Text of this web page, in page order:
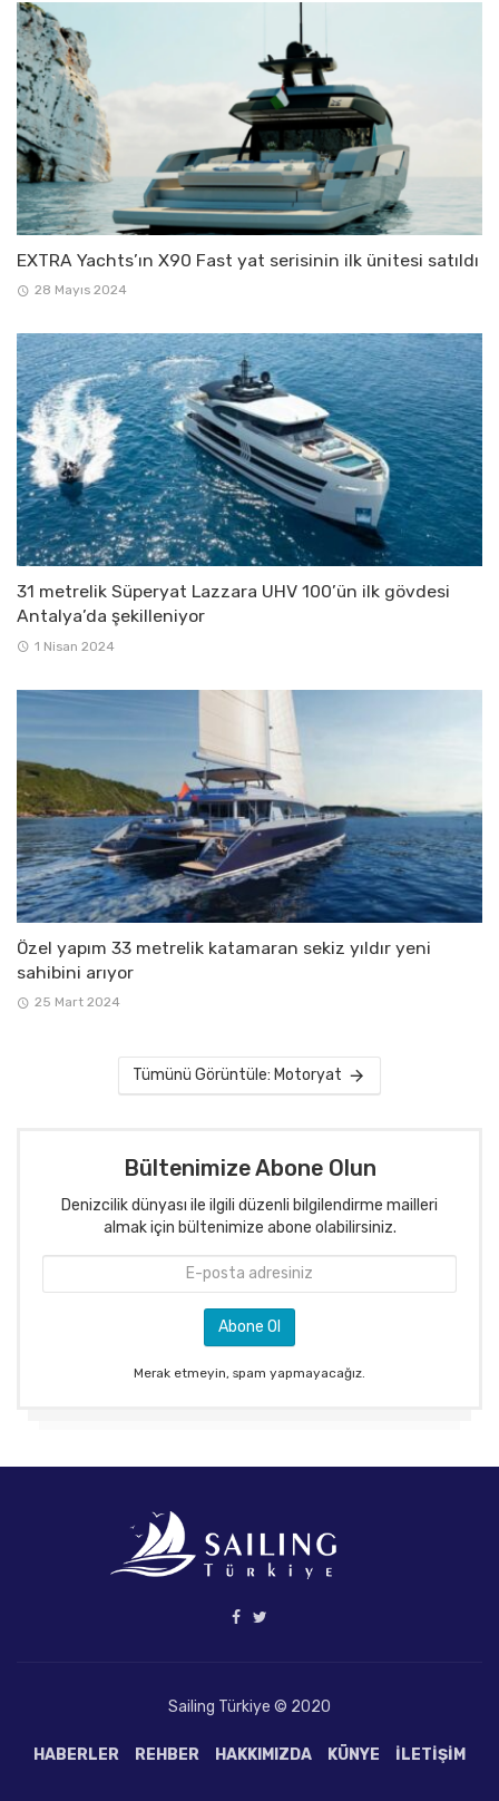
EXTRA Yachts’ın X90 Fast yat serisinin ilk ünitesi satıldı
28 Mayıs 2024
31 metrelik Süperyat Lazzara UHV 100’ün ilk gövdesi
Antalya’da şekilleniyor
1 Nisan 2024
Özel yapım 33 metrelik katamaran sekiz yıldır yeni
sahibini arıyor
25 Mart 2024
Tümünü Görüntüle: Motoryat
Bültenimize Abone Olun
Denizcilik dünyası ile ilgili düzenli bilgilendirme mailleri
almak için bültenimize abone olabilirsiniz.
Merak etmeyin, spam yapmayacağız.
Sailing Türkiye © 2020
HABERLER REHBER HAKKIMIZDA KÜNYE İLETIŞIM